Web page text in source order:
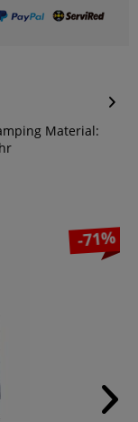
Material:
-71%